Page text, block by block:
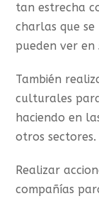
tan estrecha
charlas que
pueden ver en
También
culturales
haciendo en
otros sectores.
Realizar
compañías